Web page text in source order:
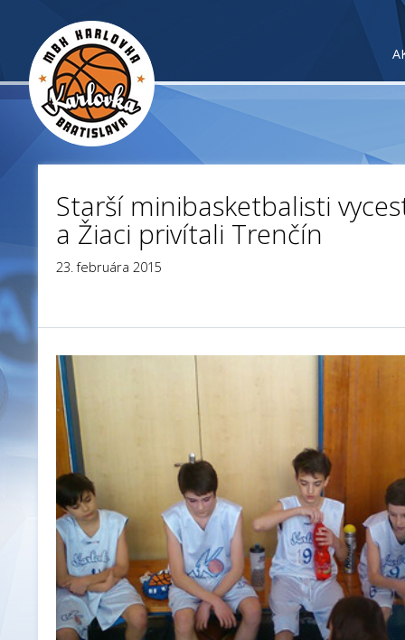
Starší minibasketbalisti
a Žiaci privítali Trenčín
23. februára 2015